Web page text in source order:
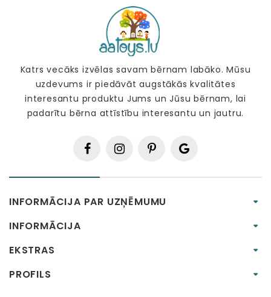
Katrs vecāks izvēlas savam bērnam labāko. Mūsu
uzdevums ir piedāvāt augstākās kvalitātes
interesantu produktu Jums un Jūsu bērnam, lai
padarītu bērna attīstību interesantu un jautru.
INFORMĀCIJA PAR UZŅĒMUMU
INFORMĀCIJA
EKSTRAS
PROFILS